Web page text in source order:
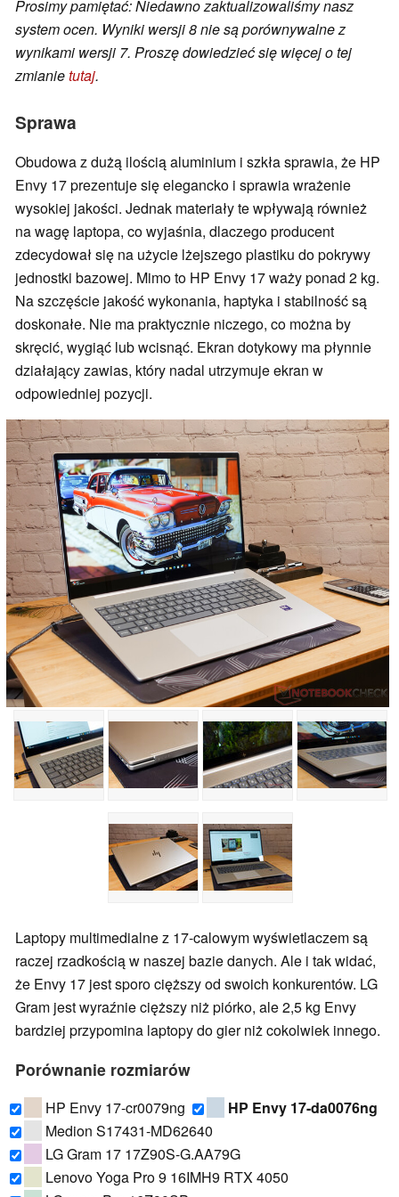
Prosimy pamiętać: Niedawno zaktualizowaliśmy nasz
system ocen. Wyniki wersji 8 nie są porównywalne z
wynikami wersji 7. Proszę dowiedzieć się więcej o tej
zmianietutaj.
Sprawa
Obudowa z dużą ilością aluminium i szkła sprawia, że HP
Envy 17 prezentuje się elegancko i sprawia wrażenie
wysokiej jakości. Jednak materiały te wpływają również
na wagę laptopa, co wyjaśnia, dlaczego producent
zdecydował się na użycie lżejszego plastiku do pokrywy
jednostki bazowej. Mimo to HP Envy 17 waży ponad 2 kg.
Na szczęście jakość wykonania, haptyka i stabilność są
doskonałe. Nie ma praktycznie niczego, co można by
skręcić, wygiąć lub wcisnąć. Ekran dotykowy ma płynnie
działający zawias, który nadal utrzymuje ekran w
odpowiedniej pozycji.
Laptopy multimedialne z 17-calowym wyświetlaczem są
raczej rzadkością w naszej bazie danych. Ale i tak widać,
że Envy 17 jest sporo cięższy od swoich konkurentów. LG
Gram jest wyraźnie cięższy niż piórko, ale 2,5 kg Envy
bardziej przypomina laptopy do gier niż cokolwiek innego.
Porównanie rozmiarów
HP Envy 17-cr0079ng
HP Envy 17-da0076ng
Medion S17431-MD62640
LG Gram 17 17Z90S-G.AA79G
Lenovo Yoga Pro 9 16IMH9 RTX 4050